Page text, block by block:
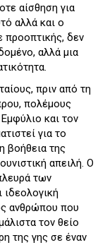
αίσθηση για
αλλά και ο
προοπτικής, δεν
αλλά μια
πριν από τη
πολέμους
και τον
για το
βοήθεια της
απειλή. Ο
των
ιδεολογική
ανθρώπου που
τον θείο
της γης σε έναν